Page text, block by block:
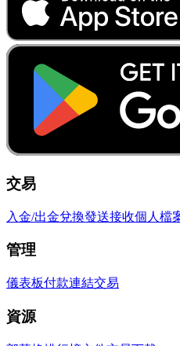
交易
入金/出金兌換發送接收個人檔
管理
儀表板付款連結交易
資源